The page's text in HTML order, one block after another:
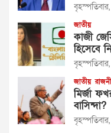
জাতীয়
কাজী
হিসেবে
জাতীয়
মির্জা
বাসিন্দা?